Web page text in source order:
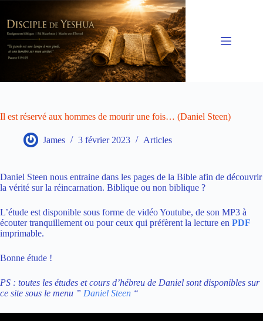
contenu
Il est réservé aux hommes de mourir une fois… (Daniel Steen)
James 3 février 2023 Articles
Daniel Steen nous entraine dans les pages de la Bible afin de découvrir
la vérité sur la réincarnation. Biblique ou non biblique ?
L’étude est disponible sous forme de vidéo Youtube, de son MP3 à
écouter tranquillement ou pour ceux qui préfèrent la lecture en PDF
imprimable.
Bonne étude !
PS : toutes les études et cours d’hébreu de Daniel sont disponibles sur
ce site sous le menu ” Daniel Steen “